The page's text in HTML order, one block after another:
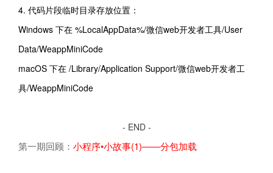
4. 代码片段临时目录存放位置：
Windows 下在 %LocalAppData%/微信web开发者工具/User
Data/WeappMiniCode
macOS 下在 /Library/Application Support/微信web开发者工
具/WeappMiniCode
- END -
第一期回顾： 小程序•小故事(1)——分包加载